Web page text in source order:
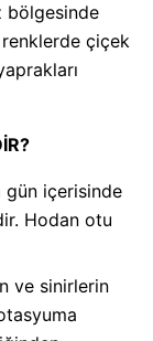
bölgesinde
renklerde çiçek
gün içerisinde
Hodan otu
ve sinirlerin